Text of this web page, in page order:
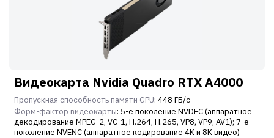
Видеокарта Nvidia Quadro RTX A4000
Пропускная способность памяти GPU: 448 ГБ/с
Форм-фактор видеокарты: 5-е поколение NVDEC (аппаратное
декодирование MPEG-2, VC-1, H.264, H.265, VP8, VP9, ​​AV1); 7-е
поколение NVENC (аппаратное кодирование 4K и 8K видео)